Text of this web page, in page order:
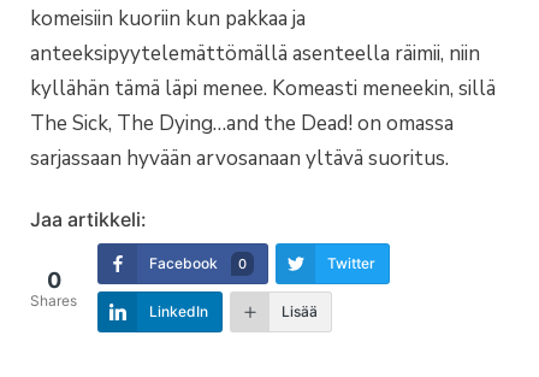
komeisiin kuoriin kun pakkaa ja
anteeksipyytelemättömällä asenteella räimii, niin
kyllähän tämä läpi menee. Komeasti meneekin, sillä
The Sick, The Dying…and the Dead! on omassa
sarjassaan hyvään arvosanaan yltävä suoritus.
Jaa artikkeli:
0
Shares
Facebook 0 Twitter
LinkedIn Lisää